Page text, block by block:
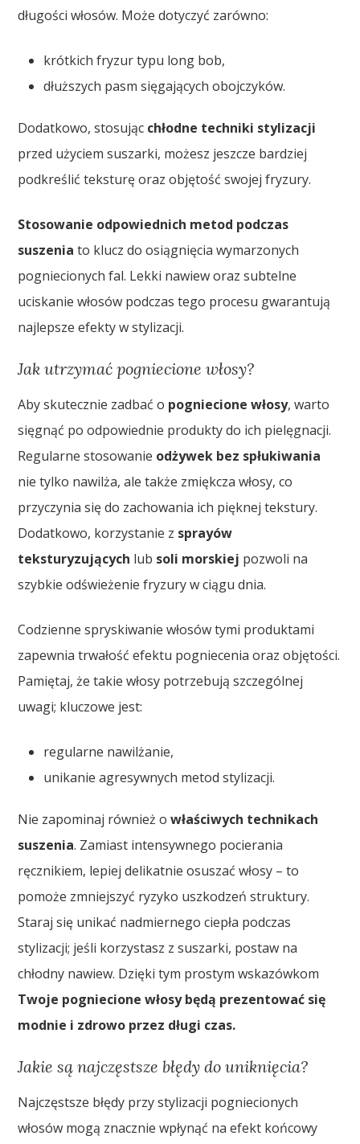
długości włosów. Może dotyczyć zarówno:
krótkich fryzur typu long bob,
dłuższych pasm sięgających obojczyków.
Dodatkowo, stosując chłodne techniki stylizacji
przed użyciem suszarki, możesz jeszcze bardziej
podkreślić teksturę oraz objętość swojej fryzury.
Stosowanie odpowiednich metod podczas
suszenia to klucz do osiągnięcia wymarzonych
pogniecionych fal. Lekki nawiew oraz subtelne
uciskanie włosów podczas tego procesu gwarantują
najlepsze efekty w stylizacji.
Jak utrzymać pogniecione włosy?
Aby skutecznie zadbać o pogniecione włosy, warto
sięgnąć po odpowiednie produkty do ich pielęgnacji.
Regularne stosowanie odżywek bez spłukiwania
nie tylko nawilża, ale także zmiękcza włosy, co
przyczynia się do zachowania ich pięknej tekstury.
Dodatkowo, korzystanie z sprayów
teksturyzujących lub soli morskiej pozwoli na
szybkie odświeżenie fryzury w ciągu dnia.
Codzienne spryskiwanie włosów tymi produktami
zapewnia trwałość efektu pogniecenia oraz objętości.
Pamiętaj, że takie włosy potrzebują szczególnej
uwagi; kluczowe jest:
regularne nawilżanie,
unikanie agresywnych metod stylizacji.
Nie zapominaj również owłaściwych technikach
suszenia. Zamiast intensywnego pocierania
ręcznikiem, lepiej delikatnie osuszać włosy – to
pomoże zmniejszyć ryzyko uszkodzeń struktury.
Staraj się unikać nadmiernego ciepła podczas
stylizacji; jeśli korzystasz z suszarki, postaw na
chłodny nawiew. Dzięki tym prostym wskazówkom
Twoje pogniecione włosy będą prezentować się
modnie i zdrowo przez długi czas.
Jakie są najczęstsze błędy do uniknięcia?
Najczęstsze błędy przy stylizacji pogniecionych
włosów mogą znacznie wpłynąć na efekt końcowy